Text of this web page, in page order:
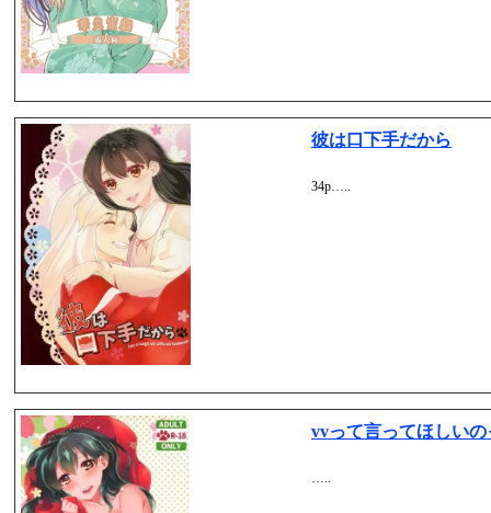
彼は口下手だから
34p…..
vvって言ってほしいの
…..